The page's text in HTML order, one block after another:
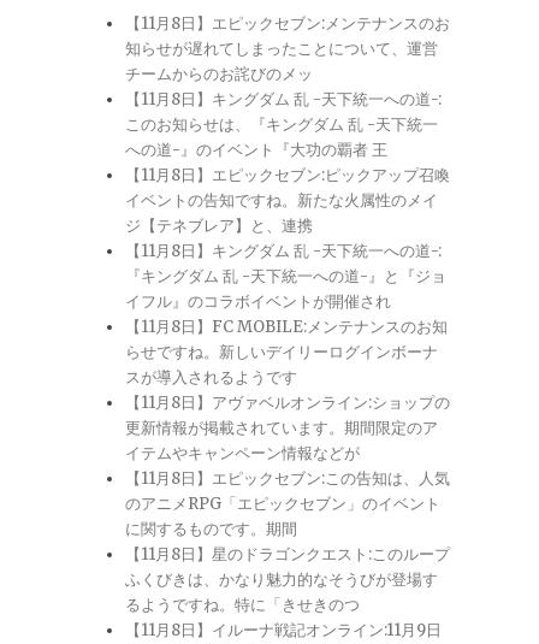
【11月8日】エピックセブン:メンテナンスのお
知らせが遅れてしまったことについて、運営
チームからのお詫びのメッ
【11月8日】キングダム 乱 -天下統一への道-:
このお知らせは、『キングダム 乱 -天下統一
への道-』のイベント『大功の覇者 王
【11月8日】エピックセブン:ピックアップ召喚
イベントの告知ですね。新たな火属性のメイ
ジ【テネブレア】と、連携
【11月8日】キングダム 乱 -天下統一への道-:
『キングダム 乱 -天下統一への道-』と『ジョ
イフル』のコラボイベントが開催され
【11月8日】FC MOBILE:メンテナンスのお知
らせですね。新しいデイリーログインボーナ
スが導入されるようです
【11月8日】アヴァベルオンライン:ショップの
更新情報が掲載されています。期間限定のア
イテムやキャンペーン情報などが
【11月8日】エピックセブン:この告知は、人気
のアニメRPG「エピックセブン」のイベント
に関するものです。期間
【11月8日】星のドラゴンクエスト:このループ
ふくびきは、かなり魅力的なそうびが登場す
るようですね。特に「きせきのつ
【11月8日】イルーナ戦記オンライン:11月9日